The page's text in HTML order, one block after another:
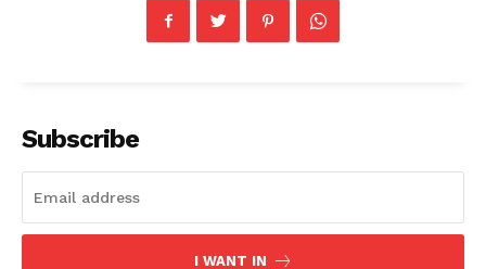
Subscribe
I WANT IN